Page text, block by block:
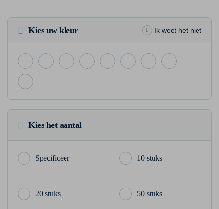
Kies uw kleur Ik weet het niet
Kies het aantal
10 stuks
20 stuks 50 stuks